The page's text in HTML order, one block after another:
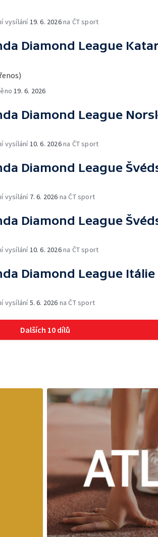
vysílání 19. 6. 2026na ČT sport
Diamond League
19. 6. 2026
Diamond League
vysílání 10. 6. 2026na ČT sport
Diamond League
vysílání 7. 6. 2026 na ČT sport
Diamond League
vysílání 10. 6. 2026na ČT sport
Diamond League Itálie
vysílání5. 6. 2026 na ČT sport
Dalších 10 dílů